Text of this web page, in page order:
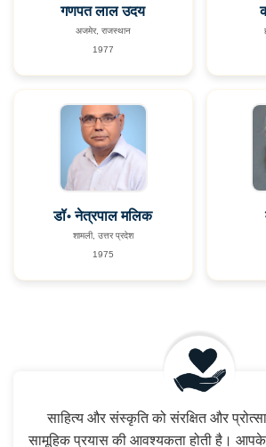
गणपत लाल उदय
अजमेर, राजस्थान
1977
डॉ॰ नेत्रपाल मलिक
शामली, उत्तर प्रदेश
1975
साहित्य और संस्कृति को संरक्षित और
सामूहिक प्रयास की आवश्यकता होती है। आपके